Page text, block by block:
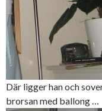
Där ligger han och
brorsan med ballong …